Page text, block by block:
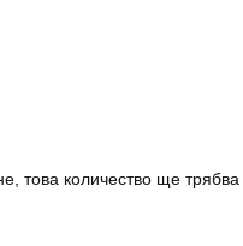
количество ще трябва